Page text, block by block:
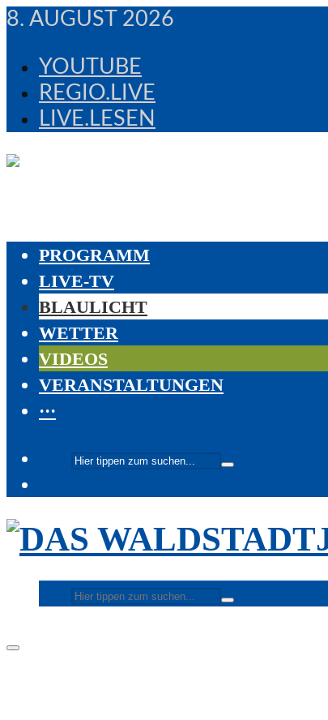
8. AUGUST 2026
YOUTUBE
REGIO.LIVE
LIVE.LESEN
PROGRAMM
LIVE-TV
BLAULICHT
WETTER
VIDEOS
VERANSTALTUNGEN
···